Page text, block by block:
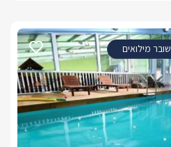
שובר מילואים